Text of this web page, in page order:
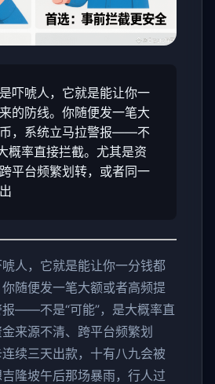
吓唬人，它就是能让你一
的防线。你随便发一笔大
，系统立马拉警报——不
概率直接拦截。尤其是资
平台频繁划转，或者同一
人，它就是能让你一分钱都
随便发一笔大额或者高频提
报——不是“可能”，是大概率直
来源不清、跨平台频繁划
续三天出款，十有八九会被
隆坡午后那场暴雨，行人过